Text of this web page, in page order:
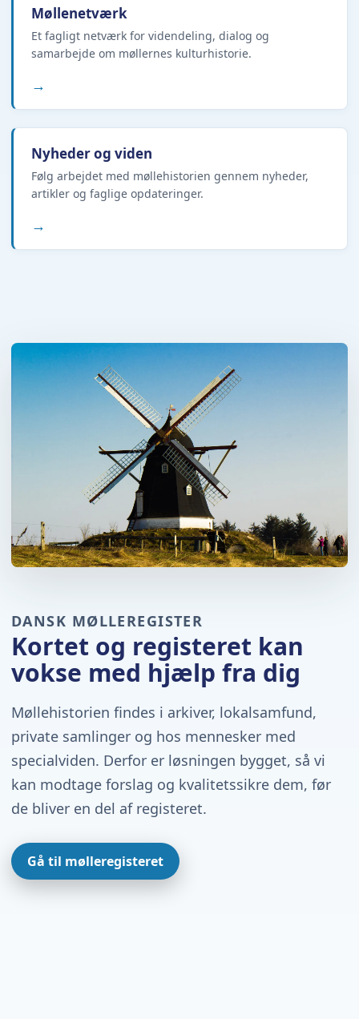
Møllenetværk
Et fagligt netværk for videndeling, dialog og
samarbejde om møllernes kulturhistorie.
→
Nyheder og viden
Følg arbejdet med møllehistorien gennem nyheder,
artikler og faglige opdateringer.
→
DANSK MØLLEREGISTER
Kortet og registeret kan
vokse med hjælp fra dig
Møllehistorien findes i arkiver, lokalsamfund,
private samlinger og hos mennesker med
specialviden. Derfor er løsningen bygget, så vi
kan modtage forslag og kvalitetssikre dem, før
de bliver en del af registeret.
Gå til mølleregisteret